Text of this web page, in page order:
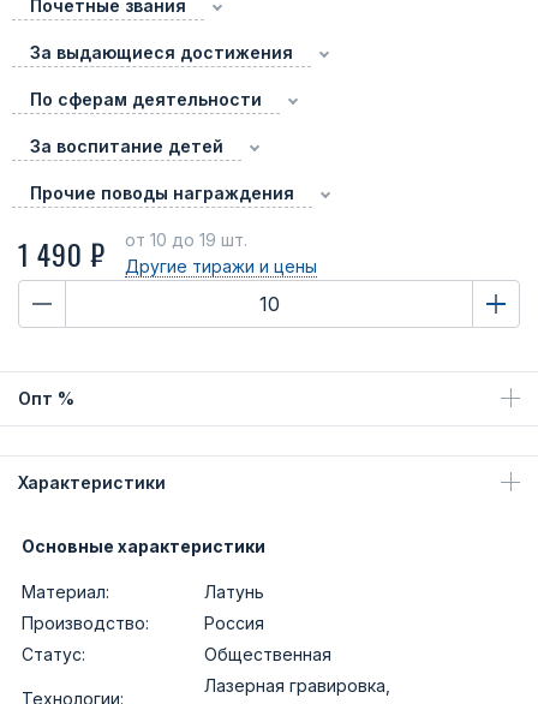
Почетные звания
За выдающиеся достижения
По сферам деятельности
За воспитание детей
Прочие поводы награждения
1 490 ₽ от 10до 19 шт.
Другие тиражии цены
Опт %
Характеристики
Основные характеристики
Материал:
Латунь
Производство:
Россия
Статус:
Общественная
Технологии:
Лазерная гравировка,